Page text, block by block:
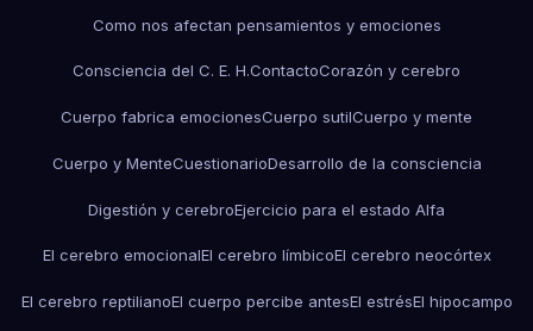
Como nos afectan pensamientos y emociones
Consciencia del C. E. H.ContactoCorazón y cerebro
Cuerpo fabrica emocionesCuerpo sutilCuerpo y mente
Cuerpo y MenteCuestionarioDesarrollo de la consciencia
Digestión y cerebroEjercicio para el estado Alfa
El cerebro emocionalEl cerebro límbicoEl cerebro neocórtex
El cerebro reptilianoEl cuerpo percibe antesEl estrésEl hipocampo